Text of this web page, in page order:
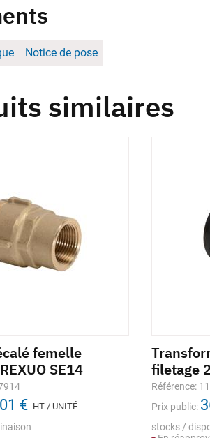
Notice de pose
similaires
femelle
SE14
€ HT / UNITÉ
filetage
Référence:
Prix public:
stocks /